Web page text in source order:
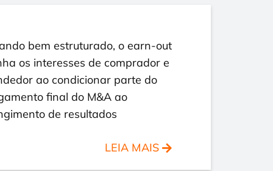
bem estruturado, o earn-out
os interesses de comprador e
ao condicionar parte do
final do M&A ao
de resultados
LEIA MAIS